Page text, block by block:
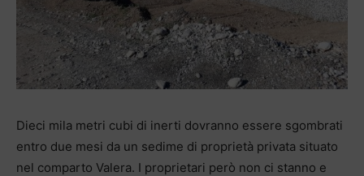
Dieci mila metri cubi di inerti dovranno essere sgombrati
entro due mesi da un sedime di proprietà privata situato
nel comparto Valera. I proprietari però non ci stanno e